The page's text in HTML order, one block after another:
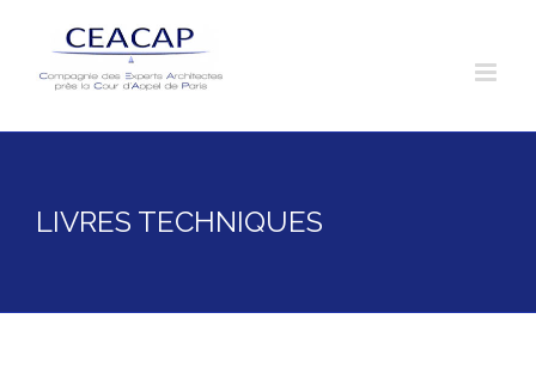
content
LIVRES TECHNIQUES